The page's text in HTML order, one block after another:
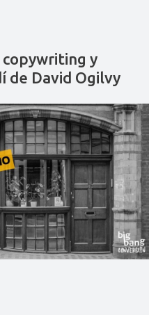
copywriting y
de David Ogilvy